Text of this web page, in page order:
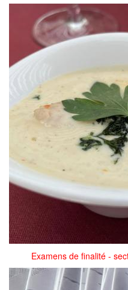
Examens de finalité -